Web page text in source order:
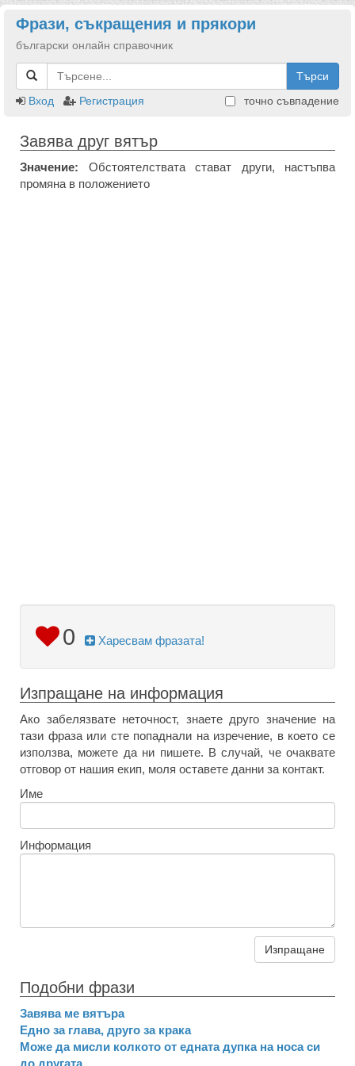
Фрази, съкращения и прякори
български онлайн справочник
Търси
Вход
Регистрация точно съвпадение
Завява друг вятър
Значение: Обстоятелствата стават други, настъпва
промяна в положението
0 Харесвам фразата!
Изпращане на информация
Ако забелязвате неточност, знаете друго значение на
тази фраза или сте попаднали на изречение, в което се
използва, можете да ни пишете. В случай, че очаквате
отговор от нашия екип, моля оставете данни за контакт.
Име
Информация
Изпращане
Подобни фрази
Завява ме вятъра
Едно за глава, друго за крака
Може да мисли колкото от едната дупка на носа си
до другата